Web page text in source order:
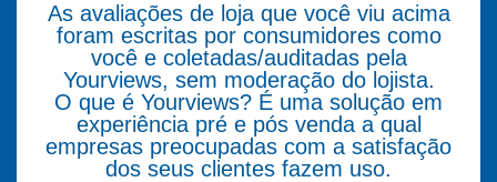
As avaliações de loja que você viu acima
foram escritas por consumidores como
você e coletadas/auditadas pela
Yourviews, sem moderação do lojista.
O que é Yourviews? É uma solução em
experiência pré e pós venda a qual
empresas preocupadas com a satisfação
dos seus clientes fazem uso.